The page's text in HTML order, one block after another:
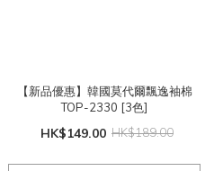
【新品優惠】韓國莫代爾飄逸袖棉
TOP-2330 [3色]
HK$149.00 HK$189.00